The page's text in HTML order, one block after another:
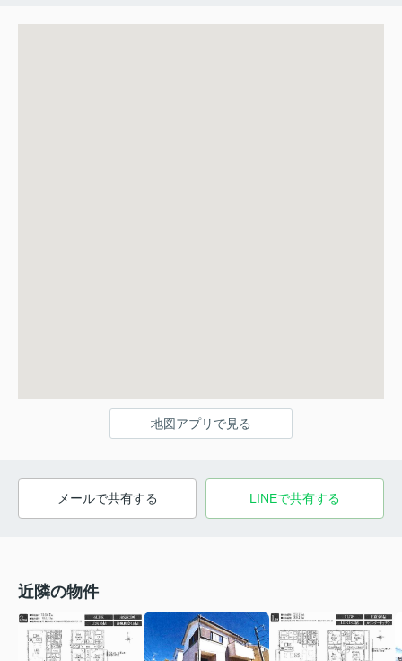
地図アプリで見る
メールで共有する LINEで共有する
近隣の物件